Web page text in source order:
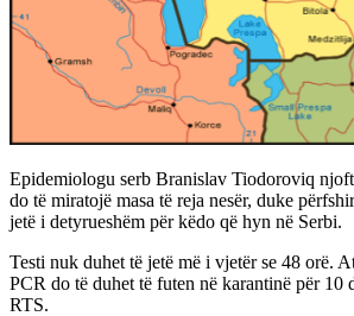
Epidemiologu serb Branislav Tiodoroviq
do të miratojë masa të reja nesër, duke
jetë i detyrueshëm për këdo që hyn në Serbi.
Testi nuk duhet të jetë më i vjetër se 48 orë.
PCR do të duhet të futen në karantinë për 10
RTS.